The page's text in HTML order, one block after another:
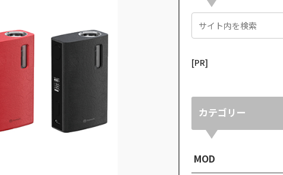
[PR]
カテゴリー
MOD